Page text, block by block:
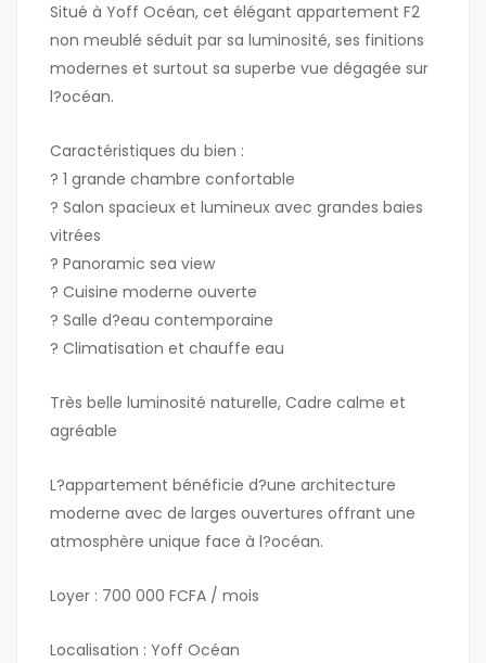
Situé à Yoff Océan, cet élégant appartement F2
non meublé séduit par sa luminosité, ses finitions
modernes et surtout sa superbe vue dégagée sur
l?océan.
Caractéristiques du bien :
? 1 grande chambre confortable
? Salon spacieux et lumineux avec grandes baies
vitrées
? Panoramic sea view
? Cuisine moderne ouverte
? Salle d?eau contemporaine
? Climatisation et chauffe eau
Très belle luminosité naturelle, Cadre calme et
agréable
L?appartement bénéficie d?une architecture
moderne avec de larges ouvertures offrant une
atmosphère unique face à l?océan.
Loyer : 700 000 FCFA / mois
Localisation : Yoff Océan